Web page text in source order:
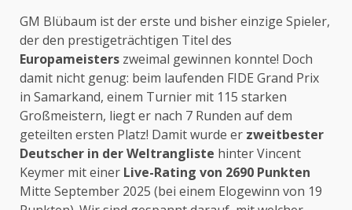
GM Blübaum ist der erste und bisher einzige Spieler,
der den prestigeträchtigen Titel des
Europameisters zweimal gewinnen konnte! Doch
damit nicht genug: beim laufenden FIDE Grand Prix
in Samarkand, einem Turnier mit 115 starken
Großmeistern, liegt er nach 7 Runden auf dem
geteilten ersten Platz! Damit wurde er zweitbester
Deutscher in der Weltrangliste hinter Vincent
Keymer mit einer Live-Rating von 2690 Punkten
Mitte September 2025 (bei einem Elogewinn von 19